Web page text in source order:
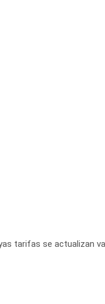
tarifas se actualizan